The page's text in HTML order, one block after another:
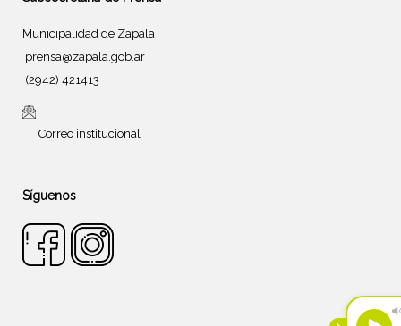
Municipalidad de Zapala
prensa@zapala.gob.ar
(2942) 421413
Correo institucional
Síguenos